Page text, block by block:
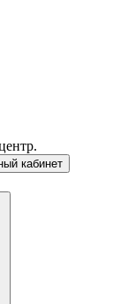
кабинет